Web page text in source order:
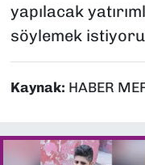
yapılacak
söylemek
Kaynak: HABER